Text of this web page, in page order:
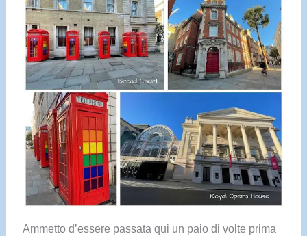
Ammetto d’essere passata qui un paio di volte prima